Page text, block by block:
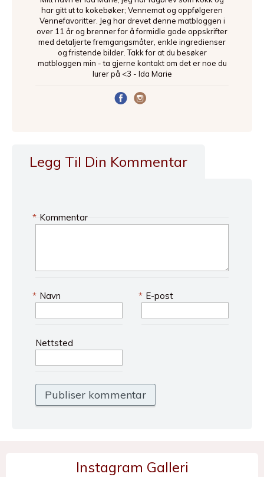
har gitt ut to kokebøker; Vennemat og oppfølgeren
Vennefavoritter. Jeg har drevet denne matbloggen i
over 11 år og brenner for å formidle gode oppskrifter
med detaljerte fremgangsmåter, enkle ingredienser
og fristende bilder. Takk for at du besøker
matbloggen min - ta gjerne kontakt om det er noe du
lurer på <3 - Ida Marie
Legg Til Din Kommentar
Kommentar
*
Navn
* E-post
*
Nettsted
Instagram Galleri